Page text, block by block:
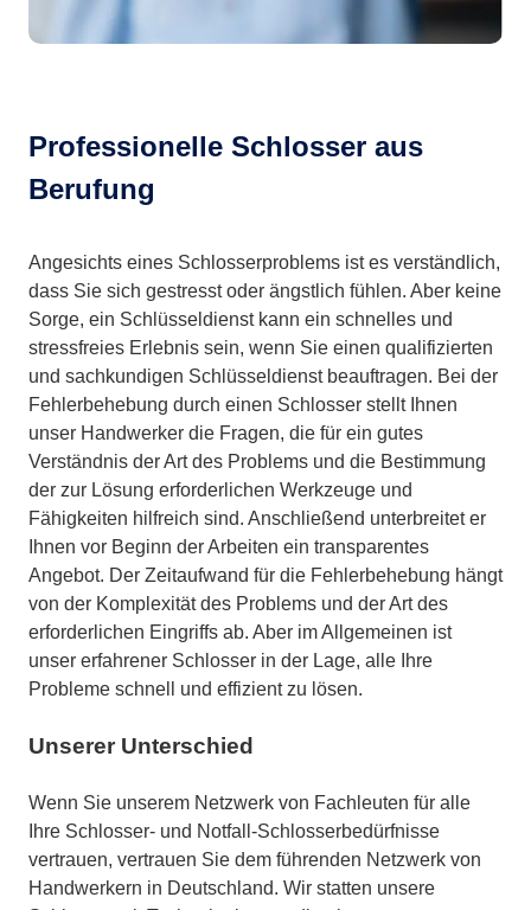
Professionelle Schlosser aus
Berufung
Angesichts eines Schlosserproblems ist es verständlich,
dass Sie sich gestresst oder ängstlich fühlen. Aber keine
Sorge, ein Schlüsseldienst kann ein schnelles und
stressfreies Erlebnis sein, wenn Sie einen qualifizierten
und sachkundigen Schlüsseldienst beauftragen. Bei der
Fehlerbehebung durch einen Schlosser stellt Ihnen
unser Handwerker die Fragen, die für ein gutes
Verständnis der Art des Problems und die Bestimmung
der zur Lösung erforderlichen Werkzeuge und
Fähigkeiten hilfreich sind. Anschließend unterbreitet er
Ihnen vor Beginn der Arbeiten ein transparentes
Angebot. Der Zeitaufwand für die Fehlerbehebung hängt
von der Komplexität des Problems und der Art des
erforderlichen Eingriffs ab. Aber im Allgemeinen ist
unser erfahrener Schlosser in der Lage, alle Ihre
Probleme schnell und effizient zu lösen.
Unserer Unterschied
Wenn Sie unserem Netzwerk von Fachleuten für alle
Ihre Schlosser- und Notfall-Schlosserbedürfnisse
vertrauen, vertrauen Sie dem führenden Netzwerk von
Handwerkern in Deutschland. Wir statten unsere